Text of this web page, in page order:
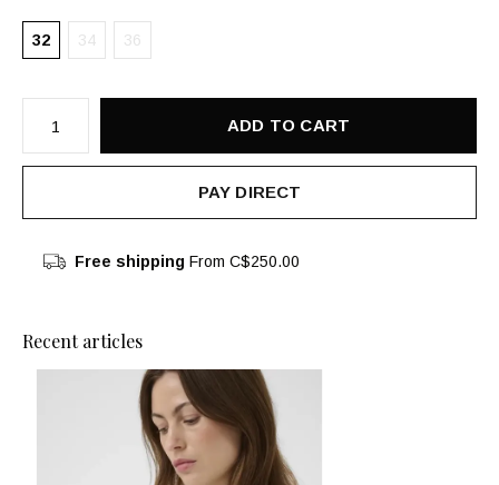
32 34 36
ADD TO CART
PAY DIRECT
Free shipping From C$250.00
Recent articles